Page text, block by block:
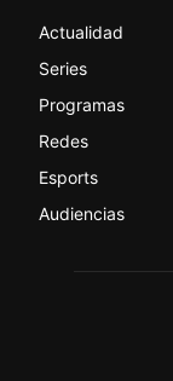
Actualidad
Series
Programas
Redes
Esports
Audiencias